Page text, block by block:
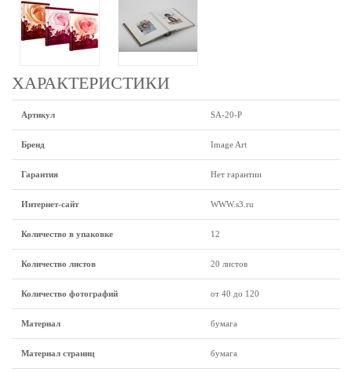
ХАРАКТЕРИСТИКИ
Артикул SA-20-P
Бренд Image Art
Гарантия Нет гарантии
Интернет-сайт WWW.s3.ru
Количество в упаковке 12
Количество листов 20 листов
Количество фотографий от 40 до 120
Материал бумага
Материал страниц бумага